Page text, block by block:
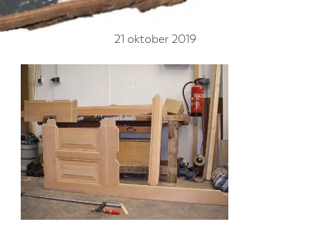
21 oktober 2019